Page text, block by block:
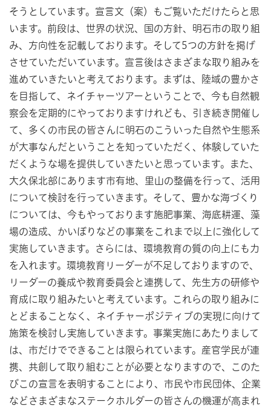
そうとしています。宣言文（案）もご覧いただけたらと思
います。前段は、世界の状況、国の方針、明石市の取り組
み、方向性を記載しております。そして5つの方針を掲げ
させていただいています。宣言後はさまざまな取り組みを
進めていきたいと考えております。まずは、陸域の豊かさ
を目指して、ネイチャーツアーということで、今も自然観
察会を定期的にやっておりますけれども、引き続き開催し
て、多くの市民の皆さんに明石のこういった自然や生態系
が大事なんだということを知っていただく、体験していた
だくような場を提供していきたいと思っています。また、
大久保北部にあります市有地、里山の整備を行って、活用
について検討を行っていきます。そして、豊かな海づくり
については、今もやっております施肥事業、海底耕運、藻
場の造成、かいぼりなどの事業をこれまで以上に強化して
実施していきます。さらには、環境教育の質の向上にも力
を入れます。環境教育リーダーが不足しておりますので、
リーダーの養成や教育委員会と連携して、先生方の研修や
育成に取り組みたいと考えています。これらの取り組みに
とどまることなく、ネイチャーポジティブの実現に向けて
施策を検討し実施していきます。事業実施にあたりまして
は、市だけでできることは限られています。産官学民が連
携、共創して取り組むことが必要となりますので、このた
びこの宣言を表明することにより、市民や市民団体、企業
などさまざまなステークホルダーの皆さんの機運が高まれ